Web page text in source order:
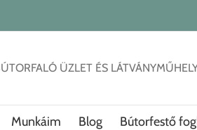
ÜZLET ÉS
Munkáim Blog Bútorfestő